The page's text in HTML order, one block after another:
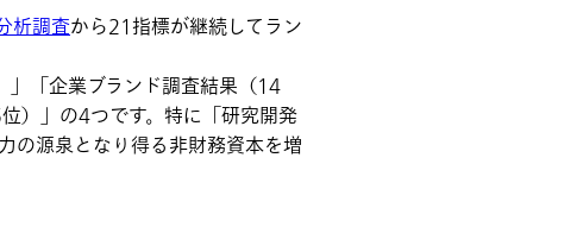
析調査から21指標が継続してラン
「企業ブランド調査結果（14
）」の4つです。特に「研究開発
の源泉となり得る非財務資本を増